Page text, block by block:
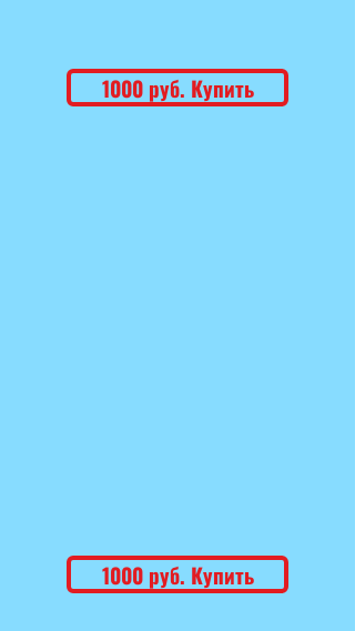
1000 руб. Купить
1000 руб. Купить